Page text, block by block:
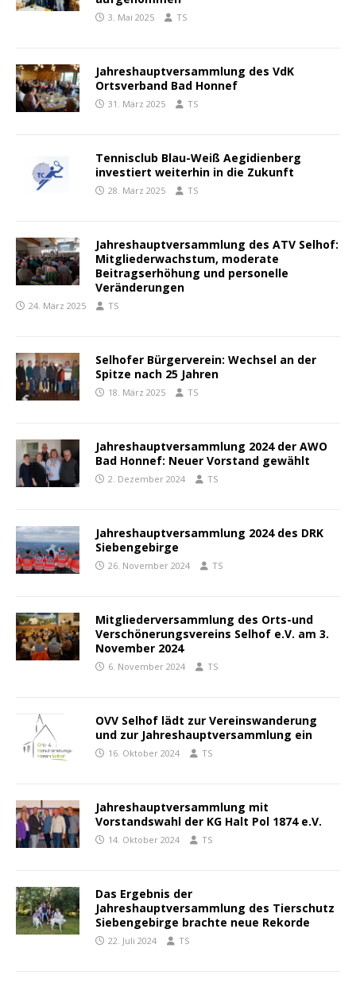
3. Mai 2025 TS
Jahreshauptversammlung des VdK
Ortsverband Bad Honnef
31. März 2025 TS
Tennisclub Blau-Weiß Aegidienberg
investiert weiterhin in die Zukunft
28. März 2025 TS
Jahreshauptversammlung des ATV Selhof:
Mitgliederwachstum, moderate
Beitragserhöhung und personelle
Veränderungen
24. März 2025 TS
Selhofer Bürgerverein: Wechsel an der
Spitze nach 25 Jahren
18. März 2025 TS
Jahreshauptversammlung 2024 der AWO
Bad Honnef: Neuer Vorstand gewählt
2. Dezember 2024 TS
Jahreshauptversammlung 2024 des DRK
Siebengebirge
26. November 2024 TS
Mitgliederversammlung des Orts-und
Verschönerungsvereins Selhof e.V. am 3.
November 2024
6. November 2024 TS
OVV Selhof lädt zur Vereinswanderung
und zur Jahreshauptversammlung ein
16. Oktober 2024 TS
Jahreshauptversammlung mit
Vorstandswahl der KG Halt Pol 1874 e.V.
14. Oktober 2024 TS
Das Ergebnis der
Jahreshauptversammlung des Tierschutz
Siebengebirge brachte neue Rekorde
22. Juli 2024 TS